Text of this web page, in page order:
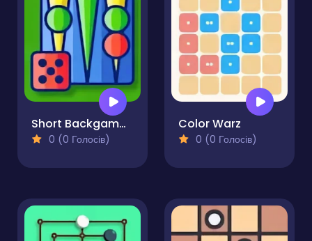
Short Backgammon
0 (0 Голосів)
Color Warz
0 (0 Голосів)